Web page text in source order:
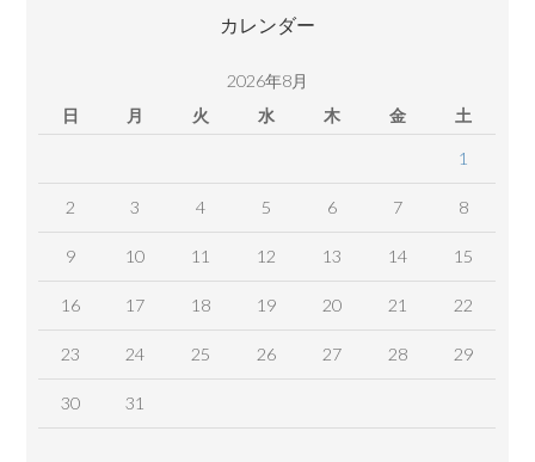
カレンダー
2026年8月
日
月 火 水 木 金 土
1
2 3 4 5 6 7 8
9 10 11 12 13 14 15
16 17 18 19 20 21 22
23 24 25 26 27 28 29
30 31